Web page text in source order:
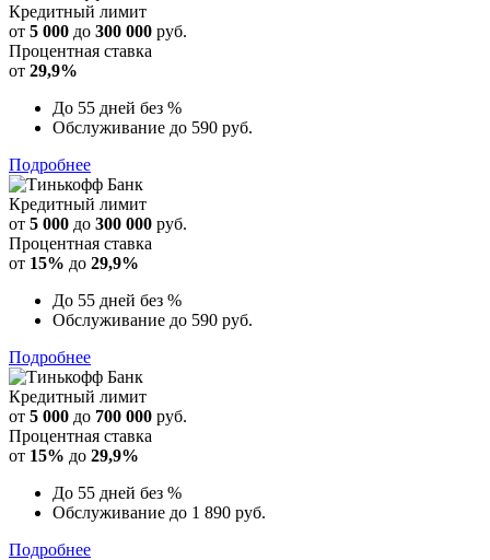
Кредитный лимит
от 5 000 до 300 000 руб.
Процентная ставка
от 29,9%
До 55 дней без %
Обслуживание до 590 руб.
Подробнее
Кредитный лимит
от 5 000 до 300 000 руб.
Процентная ставка
от 15% до 29,9%
До 55 дней без %
Обслуживание до 590 руб.
Подробнее
Кредитный лимит
от 5 000 до 700 000 руб.
Процентная ставка
от 15% до 29,9%
До 55 дней без %
Обслуживание до 1 890 руб.
Подробнее